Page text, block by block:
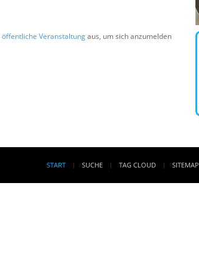
öffentliche Veranstaltungaus, um sich anzumelden
START SUCHE TAG CLOUD SITEMAP